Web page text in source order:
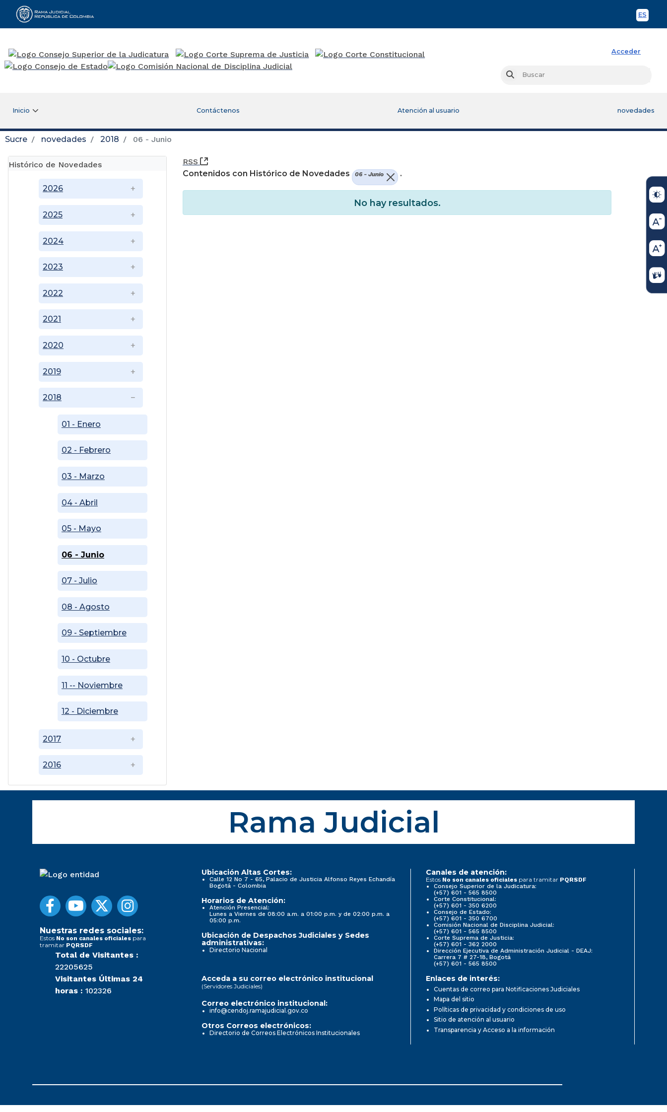
ES
Rama Judicial
Acceder
Buscar
Inicio Contáctenos Atención al usuario novedades
Sucre novedades 2018 06 - Junio
Histórico de Novedades
2016
2017
2018
01 - Enero
02 - Febrero
03 - Marzo
04 - Abril
05 - Mayo
06 - Junio
07 - Julio
08 - Agosto
09 - Septiembre
10 - Octubre
11 -- Noviembre
12 - Diciembre
2019
2020
2021
2022
2023
2024
2025
2026
RSS
(Abre una nueva ventana)
Contenidos con Histórico de Novedades
06 - Junio .
No hay resultados.
Rama Judicial
Nuestras redes sociales:
Estos No son canales oficiales para
tramitar PQRSDF
Total de Visitantes :
22205625
Visitantes Últimas 24
horas : 102326
Ubicación Altas Cortes:
Calle 12 No 7 - 65, Palacio de Justicia Alfonso Reyes Echandía
Bogotá - Colombia
Horarios de Atención:
Atención Presencial:
Lunes a Viernes de 08:00 a.m. a 01:00 p.m. y de 02:00 p.m. a
05:00 p.m.
Ubicación de Despachos Judiciales y Sedes
administrativas:
Directorio Nacional
Canales de atención:
Estos No son canales oficiales para tramitar PQRSDF
Consejo Superior de la Judicatura:
(+57) 601 - 565 8500
Corte Constitucional:
(+57) 601 - 350 6200
Consejo de Estado:
(+57) 601 - 350 6700
Comisión Nacional de Disciplina Judicial:
(+57) 601 - 565 8500
Corte Suprema de Justicia:
(+57) 601 - 362 2000
Dirección Ejecutiva de Administración Judicial - DEAJ:
Carrera 7 # 27-18, Bogotá
(+57) 601 - 565 8500
Acceda a su correo electrónico institucional
(Servidores Judiciales)
Correo electrónico institucional:
info@cendoj.ramajudicial.gov.co
Otros Correos electrónicos:
Directorio de Correos Electrónicos Institucionales
Enlaces de interés:
Cuentas de correo para Notificaciones Judiciales
Mapa del sitio
Políticas de privacidad y condiciones de uso
Sitio de atención al usuario
Transparencia y Acceso a la información